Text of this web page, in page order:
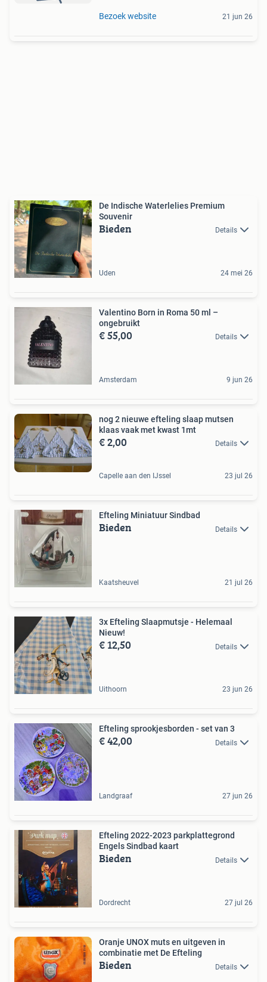
Bezoek website 21 jun 26
De Indische Waterlelies Premium
Souvenir
Bieden Details
Uden 24 mei 26
Valentino Born in Roma 50 ml –
ongebruikt
€ 55,00 Details
Amsterdam 9 jun 26
nog 2 nieuwe efteling slaap mutsen
klaas vaak met kwast 1mt
€ 2,00 Details
Capelle aan den IJssel 23 jul 26
Efteling Miniatuur Sindbad
Bieden Details
Kaatsheuvel 21 jul 26
3x Efteling Slaapmutsje - Helemaal
Nieuw!
€ 12,50 Details
Uithoorn 23 jun 26
Efteling sprookjesborden - set van 3
€ 42,00 Details
Landgraaf 27 jun 26
Efteling 2022-2023 parkplattegrond
Engels Sindbad kaart
Bieden Details
Dordrecht 27 jul 26
Oranje UNOX muts en uitgeven in
combinatie met De Efteling
Bieden Details